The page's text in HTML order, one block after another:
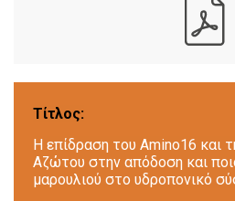
Τίτλος:
Η επίδραση του Amino16 και
Αζώτου στην απόδοση και
μαρουλιού στο υδροπονικό